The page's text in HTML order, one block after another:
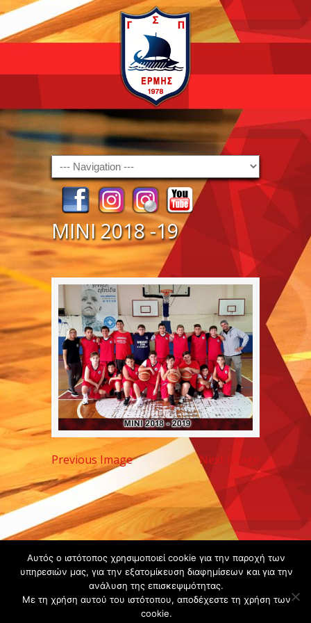
Navigation
ΜΙΝΙ 2018 -19
Previous Image Next Image
Copyright ©
2020 -
Gsperamatosermis.gr
All rights
Αυτός ο ιστότοπος χρησιμοποιεί cookie για την παροχή των
υπηρεσιών μας, για την εξατομίκευση διαφημίσεων και για την
ανάλυση της επισκεψιμότητας.
Με τη χρήση αυτού του ιστότοπου, αποδέχεστε τη χρήση των
cookie.